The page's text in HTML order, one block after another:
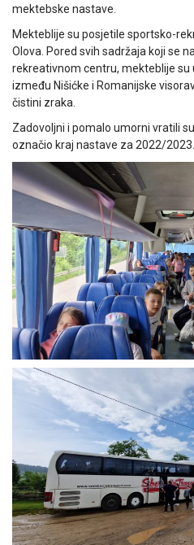
mektebske nastave.
Mekteblije su posjetile sportsko-
Olova. Pored svih sadržaja koji se
rekreativnom centru, mekteblije su
između Nišićke i Romanijske
čistini zraka.
Zadovoljni i pomalo umorni vratili
označio kraj nastave za 2022/